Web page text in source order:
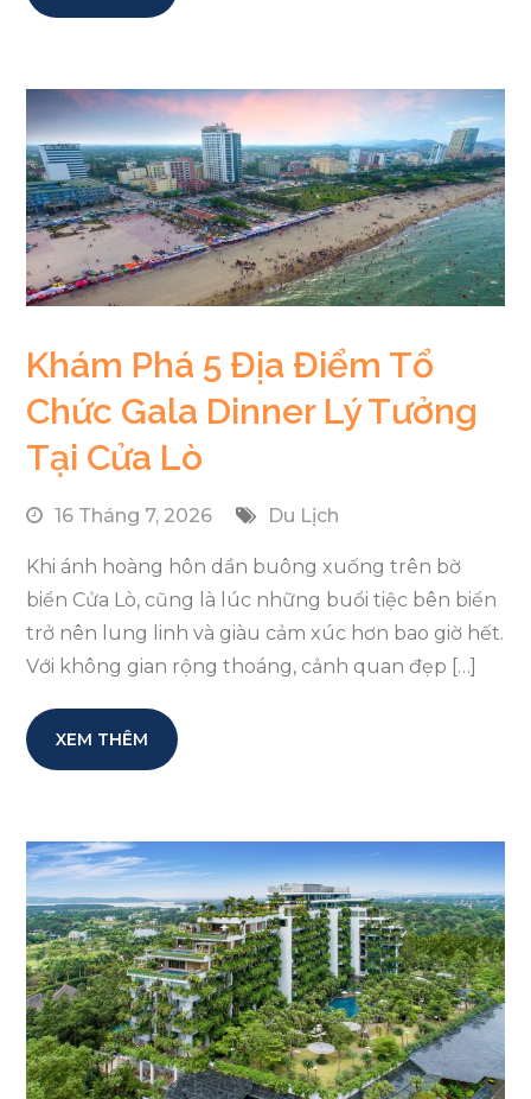
Khám Phá 5 Địa Điểm Tổ
Chức Gala Dinner Lý Tưởng
Tại Cửa Lò
16 Tháng 7, 2026 Du Lịch
Khi ánh hoàng hôn dần buông xuống trên bờ
biển Cửa Lò, cũng là lúc những buổi tiệc bên biển
trở nên lung linh và giàu cảm xúc hơn bao giờ hết.
Với không gian rộng thoáng, cảnh quan đẹp […]
XEM THÊM